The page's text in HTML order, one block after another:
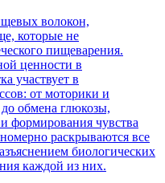
волокон,
которые не
пищеварения.
ценности в
участвует в
от моторики и
обмена глюкозы,
формирования чувства
раскрываются все
биологических
каждой из них.